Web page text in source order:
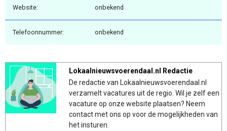
Website: onbekend
Telefoonnummer: onbekend
Lokaalnieuwsvoerendaal.nl Redactie
De redactie van Lokaalnieuwsvoerendaal.nl
verzamelt vacatures uit de regio. Wil je zelf een
vacature op onze website plaatsen? Neem
contact met ons op voor de mogelijkheden van
het insturen.